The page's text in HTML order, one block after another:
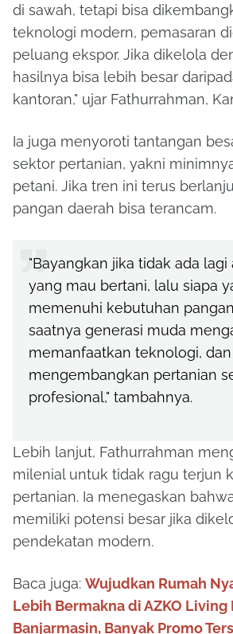
di sawah, tetapi bisa
teknologi modern, pemasaran
peluang ekspor. Jika dikelola
hasilnya bisa lebih besar
kantoran," ujar Fathurrahman,
Ia juga menyoroti tantangan
sektor pertanian, yakni
petani. Jika tren ini terus
pangan daerah bisa terancam.
"Bayangkan jika tidak ada lagi
yang mau bertani, lalu siapa
memenuhi kebutuhan
saatnya generasi muda
memanfaatkan teknologi, dan
mengembangkan pertanian
profesional," tambahnya.
Lebih lanjut, Fathurrahman
milenial untuk tidak ragu terjun
pertanian. Ia menegaskan
memiliki potensi besar jika
pendekatan modern.
Baca juga: Wujudkan Rumah
Lebih Bermakna di AZKO Living
Banjarmasin, Banyak Promo